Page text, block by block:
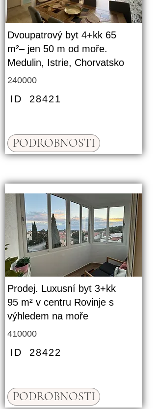
Dvoupatrový byt 4+kk 65
m²– jen 50 m od moře.
Medulin, Istrie, Chorvatsko
240000
ID 28421
PODROBNOSTI
Prodej. Luxusní byt 3+kk
95 m² v centru Rovinje s
výhledem na moře
410000
ID 28422
PODROBNOSTI